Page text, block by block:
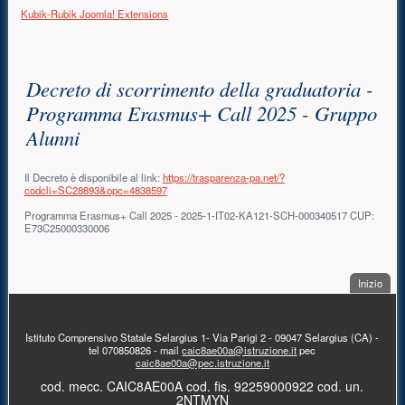
Kubik-Rubik Joomla! Extensions
Decreto di scorrimento della graduatoria -
Programma Erasmus+ Call 2025 - Gruppo
Alunni
Il Decreto è disponibile al link:https://trasparenza-pa.net/?
codcli=SC28893&opc=4838597
Programma Erasmus+ Call 2025 - 2025-1-IT02-KA121-SCH-000340517 CUP:
E73C25000330006
Inizio.
Istituto Comprensivo Statale Selargius 1- Via Parigi 2 - 09047 Selargius (CA) -
tel 070850826 - mailcaic8ae00a@istruzione.itpec
caic8ae00a@pec.istruzione.it
cod. mecc. CAIC8AE00A cod. fis. 92259000922 cod. un.
2NTMYN